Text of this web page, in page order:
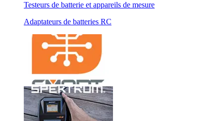
Testeurs de batterie et appareils de mesure
Adaptateurs de batteries RC